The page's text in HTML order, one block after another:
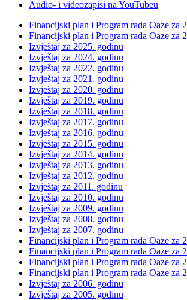
Audio- i videozapisi na YouTubeu
Financijski plan i Program rada Oaze za
Financijski plan i Program rada Oaze za
Izvještaj za 2025. godinu
Izvještaj za 2024. godinu
Izvještaj za 2022. godinu
Izvještaj za 2021. godinu
Izvještaj za 2020. godinu
Izvještaj za 2019. godinu
Izvještaj za 2018. godinu
Izvještaj za 2017. godinu
Izvještaj za 2016. godinu
Izvještaj za 2015. godinu
Izvještaj za 2014. godinu
Izvještaj za 2013. godinu
Izvještaj za 2012. godinu
Izvještaj za 2011. godinu
Izvještaj za 2010. godinu
Izvještaj za 2009. godinu
Izvještaj za 2008. godinu
Izvještaj za 2007. godinu
Financijski plan i Program rada Oaze za
Financijski plan i Program rada Oaze za
Financijski plan i Program rada Oaze za
Financijski plan i Program rada Oaze za
Izvještaj za 2006. godinu
Izvještaj za 2005. godinu